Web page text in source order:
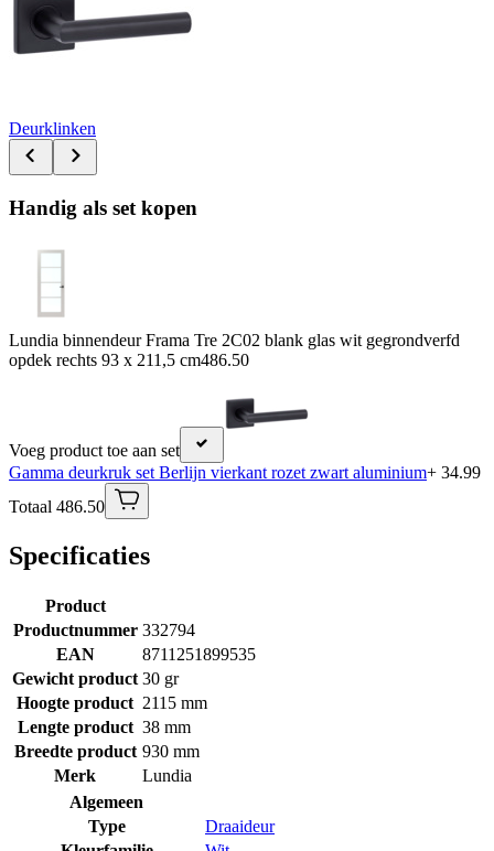
Deurklinken
Handig als set kopen
Lundia binnendeur Frama Tre 2C02 blank glas wit gegrondverfd
opdek rechts 93 x 211,5 cm486.50
Voeg product toe aan set
Gamma deurkruk set Berlijn vierkant rozet zwart aluminium+ 34.99
Totaal 486.50
Specificaties
Product
Productnummer 332794
EAN
8711251899535
Gewicht product 30 gr
Hoogte product 2115 mm
Lengte product 38 mm
Breedte product 930 mm
Merk
Lundia
Algemeen
Type
Draaideur